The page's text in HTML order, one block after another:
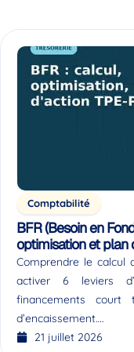
Comptabilité
BFR (Besoin en
optimisation et plan
Comprendre le calcul
activer 6 leviers
financements court
d’encaissement….
21 juillet 2026